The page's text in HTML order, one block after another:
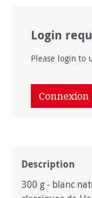
Login
Please login to
Connexion
Description
300 g - blanc